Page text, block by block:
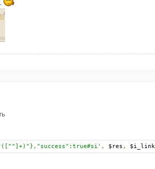
, $res , $i_link